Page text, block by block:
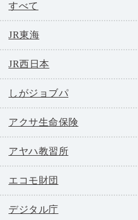
すべて
JR東海
JR西日本
しがジョブパ
アクサ生命保険
アヤハ教習所
エコモ財団
デジタル庁